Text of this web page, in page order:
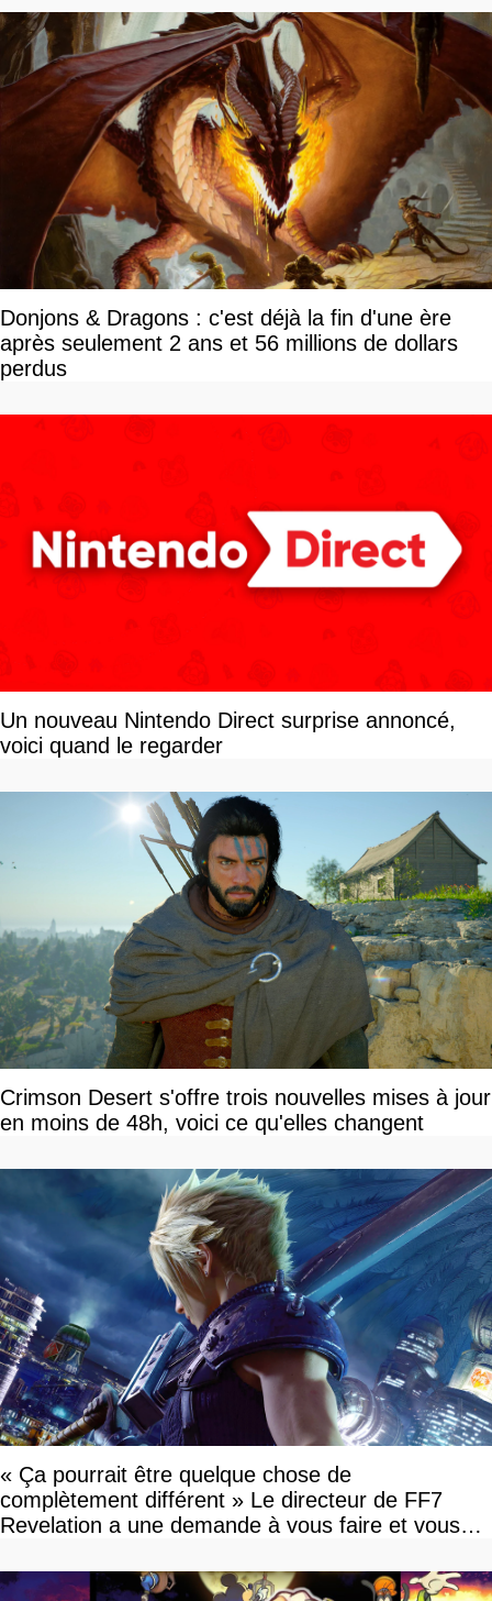
Donjons & Dragons : c'est déjà la fin d'une ère
après seulement 2 ans et 56 millions de dollars
perdus
Un nouveau Nintendo Direct surprise annoncé,
voici quand le regarder
Crimson Desert s'offre trois nouvelles mises à jour
en moins de 48h, voici ce qu'elles changent
« Ça pourrait être quelque chose de
complètement différent » Le directeur de FF7
Revelation a une demande à vous faire et vous